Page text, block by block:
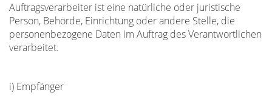
Auftragsverarbeiter ist eine natürliche oder juristische
Person, Behörde, Einrichtung oder andere Stelle, die
personenbezogene Daten im Auftrag des Verantwortlichen
verarbeitet.
i) Empfänger